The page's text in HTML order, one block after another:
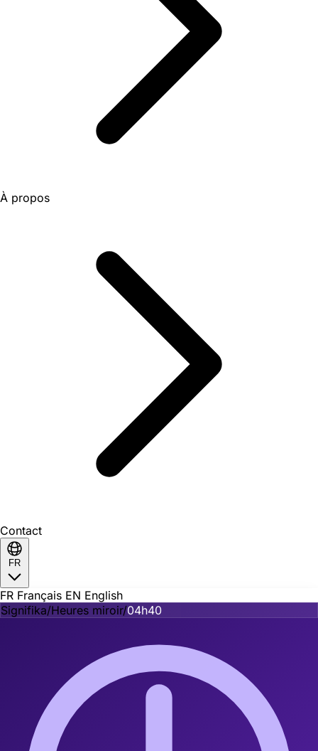
À propos
Contact
FR
FR Français EN English
Signifika/Heures miroir/04h40